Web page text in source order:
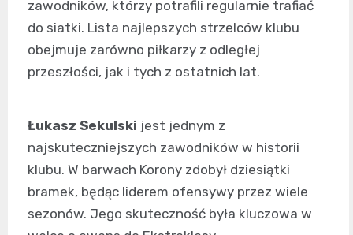
zawodników, którzy potrafili regularnie trafiać
do siatki. Lista najlepszych strzelców klubu
obejmuje zarówno piłkarzy z odległej
przeszłości, jak i tych z ostatnich lat.
Łukasz Sekulski jest jednym z
najskuteczniejszych zawodników w historii
klubu. W barwach Korony zdobył dziesiątki
bramek, będąc liderem ofensywy przez wiele
sezonów. Jego skuteczność była kluczowa w